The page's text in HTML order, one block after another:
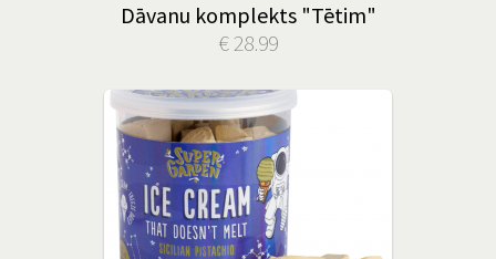
Dāvanu komplekts "Tētim"
€ 28.99